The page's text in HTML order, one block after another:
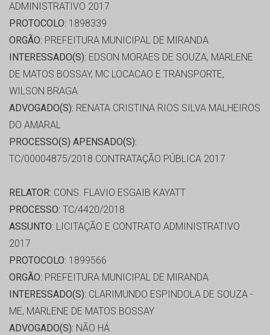
ADMINISTRATIVO 2017
PROTOCOLO: 1898339
ORGÃO: PREFEITURA MUNICIPAL DE MIRANDA
INTERESSADO(S): EDSON MORAES DE SOUZA, MARLENE
DE MATOS BOSSAY, MC LOCACAO E TRANSPORTE,
WILSON BRAGA
ADVOGADO(S): RENATA CRISTINA RIOS SILVA MALHEIROS
DO AMARAL
PROCESSO(S) APENSADO(S):
TC/00004875/2018 CONTRATAÇÃO PÚBLICA 2017
RELATOR: CONS. FLAVIO ESGAIB KAYATT
PROCESSO: TC/4420/2018
ASSUNTO: LICITAÇÃO E CONTRATO ADMINISTRATIVO
2017
PROTOCOLO: 1899566
ORGÃO: PREFEITURA MUNICIPAL DE MIRANDA
INTERESSADO(S): CLARIMUNDO ESPINDOLA DE SOUZA -
ME, MARLENE DE MATOS BOSSAY
ADVOGADO(S): NÃO HÁ